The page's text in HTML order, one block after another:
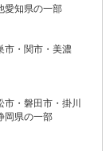
愛知県の一部
市・関市・美濃
・磐田市・掛川
岡県の一部